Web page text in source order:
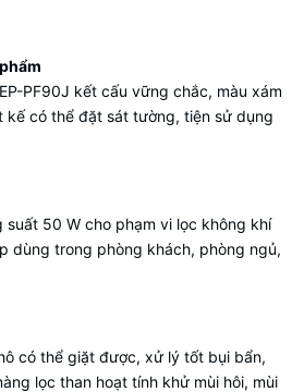
PF90J kết cấu vững chắc, màu xám
kế có thể đặt sát tường, tiện sử dụng
suất 50 W cho phạm vi lọc không khí
dùng trong phòng khách, phòng ngủ,
có thể giặt được, xử lý tốt bụi bẩn,
lọc than hoạt tính khử mùi hôi, mùi